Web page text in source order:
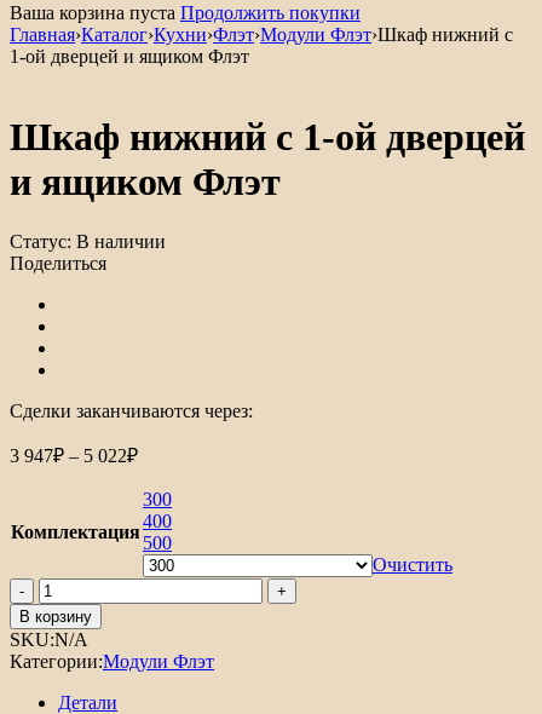
Ваша корзина пуста Продолжить покупки
Главная›Каталог›Кухни›Флэт›Модули Флэт›Шкаф нижний с
1-ой дверцей и ящиком Флэт
Шкаф нижний с 1-ой дверцей
и ящиком Флэт
Статус: В наличии
Поделиться
Сделки заканчиваются через:
3 947₽ – 5 022₽Диапазон
3
947₽
–
Комплектация
300
400
500
Очистить
Количество
товара
Шкаф
нижний
с
1-
В корзину
SKU:N/A
Категории:Модули Флэт
Детали